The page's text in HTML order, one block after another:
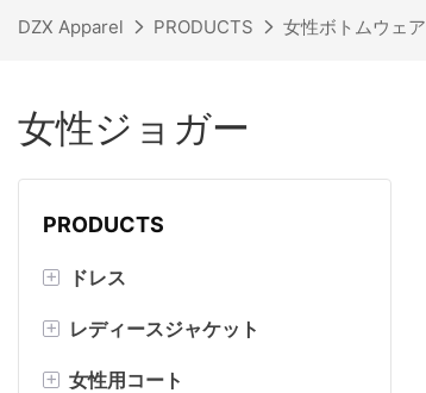
DZX Apparel PRODUCTS 女性ボトムウェア
女性ジョガー
PRODUCTS
+ ドレス
マキシドレス
ミニドレス
+ レディースジャケット
レディースデニムジャケット
+ 女性用コート